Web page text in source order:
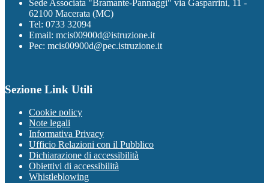
Sede Associata "Bramante-Pannaggi" via Gasparrini, 11 -
62100 Macerata (MC)
Tel: 0733 32094
Email: mcis00900d@istruzione.it
Pec: mcis00900d@pec.istruzione.it
Sezione Link Utili
Cookie policy
Note legali
Informativa Privacy
Ufficio Relazioni con il Pubblico
Dichiarazione di accessibilità
Obiettivi di accessibilità
Whistleblowing